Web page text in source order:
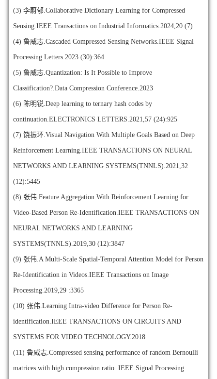
(3) 李蔚郁.Collaborative Dictionary Learning for Compressed
Sensing.IEEE Transactions on Industrial Informatics.2024,20 (7)
(4) 鲁威志.Cascaded Compressed Sensing Networks.IEEE Signal
Processing Letters.2023 (30):364
(5) 鲁威志.Quantization: Is It Possible to Improve
Classification?.Data Compression Conference.2023
(6) 陈明锐.Deep learning to ternary hash codes by
continuation.ELECTRONICS LETTERS.2021,57 (24):925
(7) 饶振环.Visual Navigation With Multiple Goals Based on Deep
Reinforcement Learning.IEEE TRANSACTIONS ON NEURAL
NETWORKS AND LEARNING SYSTEMS(TNNLS).2021,32
(12):5445
(8) 张伟.Feature Aggregation With Reinforcement Learning for
Video-Based Person Re-Identification.IEEE TRANSACTIONS ON
NEURAL NETWORKS AND LEARNING
SYSTEMS(TNNLS).2019,30 (12):3847
(9) 张伟.A Multi-Scale Spatial-Temporal Attention Model for Person
Re-Identification in Videos.IEEE Transactions on Image
Processing.2019,29 :3365
(10) 张伟.Learning Intra-video Difference for Person Re-
identification.IEEE TRANSACTIONS ON CIRCUITS AND
SYSTEMS FOR VIDEO TECHNOLOGY.2018
(11) 鲁威志.Compressed sensing performance of random Bernoulli
matrices with high compression ratio..IEEE Signal Processing